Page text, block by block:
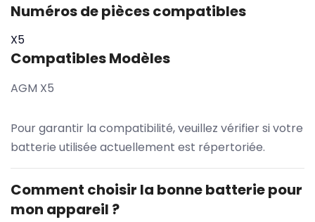
Numéros de pièces compatibles
X5
Compatibles Modèles
AGM X5
Pour garantir la compatibilité, veuillez vérifier si votre
batterie utilisée actuellement est répertoriée.
Comment choisir la bonne batterie pour
mon appareil ?